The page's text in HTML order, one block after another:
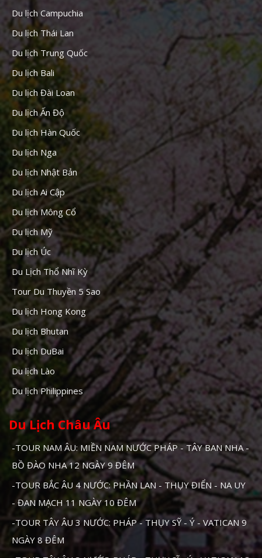
Du lịch Campuchia
Du lịch Thái Lan
Du lịch Trung Quốc
Du lịch Bali
Du lịch Đài Loan
Du lịch Ấn Độ
Du lịch Hàn Quốc
Du lịch Nga
Du lịch Nhật Bản
Du lịch Ai Cập
Du lịch Mông Cổ
Du lịch Mỹ
Du lịch Úc
Du Lịch Thổ Nhĩ Kỳ
Tour Du Thuyền 5 Sao
Du lịch Hong Kong
Du lịch Bhutan
Du lịch DuBai
Du lịch Lào
Du lịch Philippines
Du Lịch Châu Âu
-TOUR NAM ÂU: MIỀN NAM NƯỚC PHÁP - TÂY BAN NHA -
BỒ ĐÀO NHA 12 NGÀY 9 ĐÊM
-TOUR BẮC ÂU 4 NƯỚC: PHẦN LAN - THỤY ĐIỂN - NA UY
- ĐAN MẠCH 11 NGÀY 10 ĐÊM
-TOUR TÂY ÂU 3 NƯỚC: PHÁP - THỤY SỸ - Ý - VATICAN 9
NGÀY 8 ĐÊM